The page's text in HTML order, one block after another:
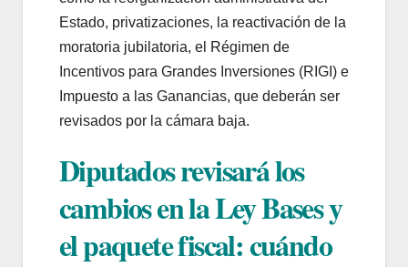
Estado, privatizaciones, la reactivación de la
moratoria jubilatoria, el Régimen de
Incentivos para Grandes Inversiones (RIGI) e
Impuesto a las Ganancias, que deberán ser
revisados por la cámara baja.
Diputados revisará los
cambios en la Ley Bases y
el paquete fiscal: cuándo